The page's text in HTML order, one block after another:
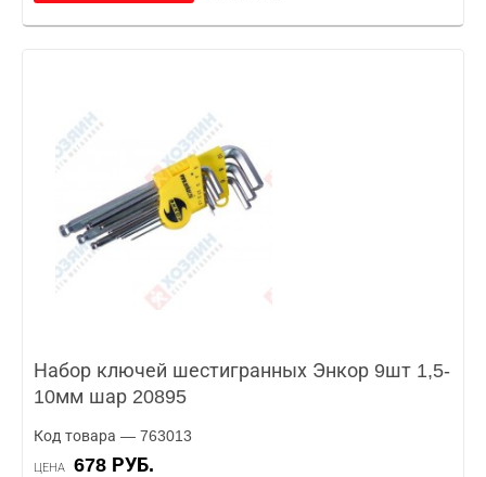
Набор ключей шестигранных Энкор 9шт 1,5-
10мм шар 20895
Код товара — 763013
ЦЕНА 678 РУБ.